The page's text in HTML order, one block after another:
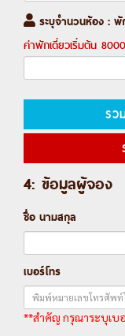
ระบุจำนวนห้อง : พั
ค่าพักเดี่ยวเริ่มต้น 8000
รว
4: ข้อมูลผู้จอง
ชื่อ นามสกุล
เบอร์โทร
**สำคัญ กรุณาระบุเบ